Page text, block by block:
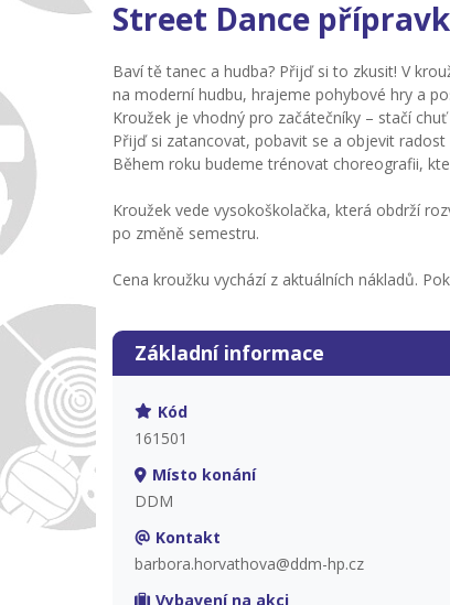
Street Dance
Baví tě tanec a hudba? Přijď si to zkusit! V
na moderní hudbu, hrajeme pohybové hry a
Kroužek je vhodný pro začátečníky – stačí
Přijď si zatancovat, pobavit se a objevit radost
Během roku budeme trénovat choreografii,
Kroužek vede vysokoškolačka, která obdrží
po změně semestru.
Cena kroužku vychází z aktuálních nákladů.
Základní informace
Kód
161501
Místo konání
DDM
Kontakt
barbora.horvathova@ddm-hp.cz
Vybavení na akci